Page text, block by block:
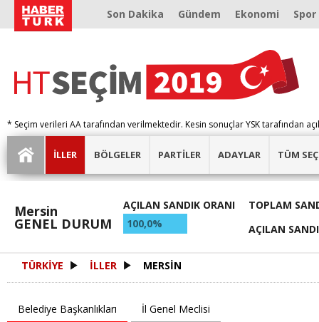
Son Dakika Gündem Ekonomi Spor
* Seçim verileri AA tarafından verilmektedir. Kesin sonuçlar YSK tarafından
İLLER BÖLGELER PARTİLER ADAYLAR TÜM
Mersin
GENEL DURUM
AÇILAN SANDIK ORANI
100,0%
TOPLAM
AÇILAN
TÜRKİYE İLLER MERSİN
Belediye Başkanlıkları İl Genel Meclisi